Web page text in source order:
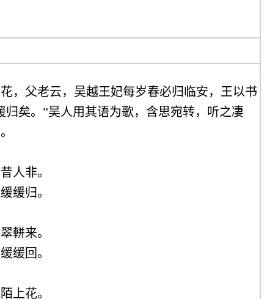
，父老云，吴越王妃每岁春必归临安，王以书
归矣。”吴人用其语为歌，含思宛转，听之凄
人非。
缓归。
軿来。
缓回。
上花。